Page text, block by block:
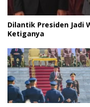
Dilantik Presiden Jadi
Ketiganya